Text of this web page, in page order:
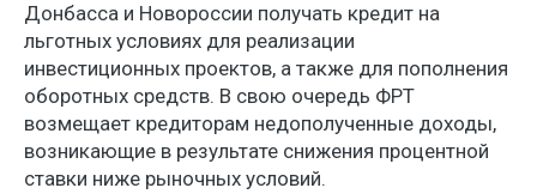
Донбасса и Новороссии получать кредит на
льготных условиях для реализации
инвестиционных проектов, а также для пополнения
оборотных средств. В свою очередь ФРТ
возмещает кредиторам недополученные доходы,
возникающие в результате снижения процентной
ставки ниже рыночных условий.